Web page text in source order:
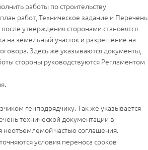
работы по строительству
работ, Техническое задание и Перечень
утверждения сторонами становятся
на земельный участок и разрешение на
Здесь же указываются документы,
стороны руководствуются Регламентом
генподрядчику. Так же указывается
технической документации в
неотъемлемой частью соглашения.
условия переноса сроков